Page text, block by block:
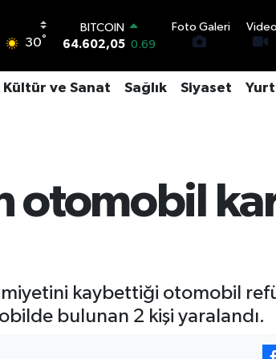
30°
BITCOIN
64.602,05 0.69
EURO
BİST100
13.768
48
Foto Galeri
Kültür ve Sanat Sağlık Siyaset
otomobil
kaybettiği otomobil
bulunan 2 kişi yaralandı.